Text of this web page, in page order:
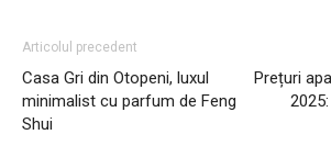
Articolul precedent
Casa Gri din Otopeni, luxul
minimalist cu parfum de Feng
Shui
Prețuri